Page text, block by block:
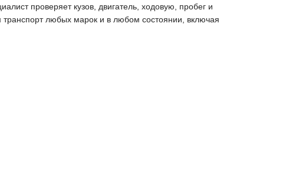
проверяет кузов, двигатель, ходовую, пробег и
любых марок и в любом состоянии, включая